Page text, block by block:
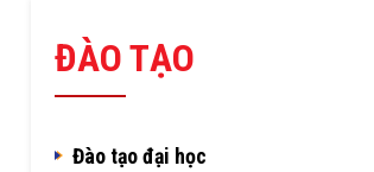
ĐÀO TẠO
Đào tạo đại học